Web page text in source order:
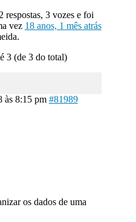
respostas, 3 vozes e foi
vez 18 anos, 1 mês atrás
3 (de 3 do total)
às 8:15 pm #81989
os dados de uma